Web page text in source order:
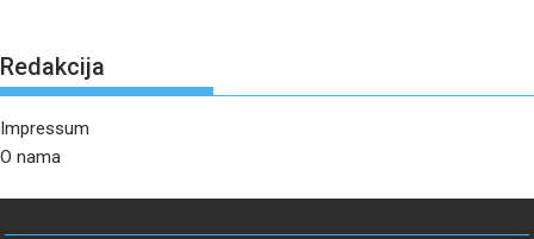
Redakcija
Impressum
O nama